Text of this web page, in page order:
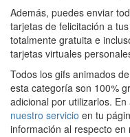
Además, puedes enviar
tarjetas de felicitación a
totalmente gratuita e
tarjetas virtuales
Todos los gifs animados
esta categoría son 100%
adicional por utilizarlos.
nuestro servicio en tu
información al respecto en